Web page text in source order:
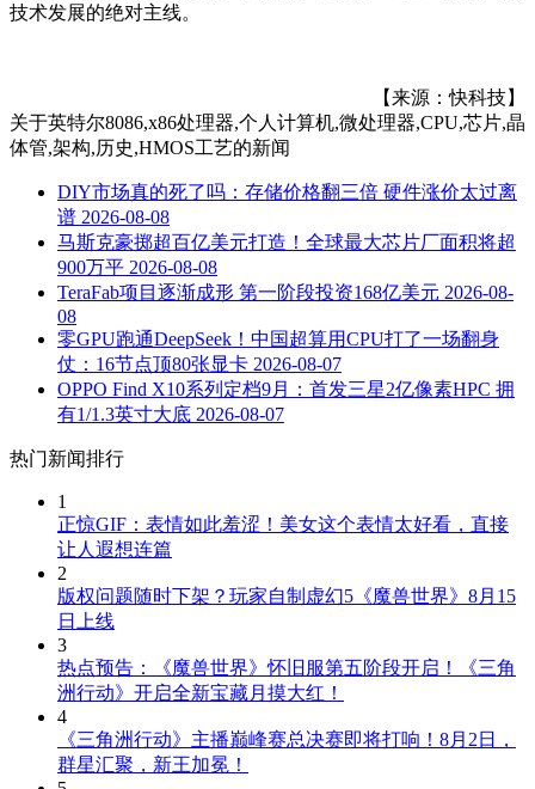
技术发展的绝对主线。
【来源：快科技】
关于英特尔8086,x86处理器,个人计算机,微处理器,CPU,芯片,晶
体管,架构,历史,HMOS工艺的新闻
DIY市场真的死了吗：存储价格翻三倍 硬件涨价太过离
谱 2026-08-08
马斯克豪掷超百亿美元打造！全球最大芯片厂面积将超
900万平 2026-08-08
TeraFab项目逐渐成形 第一阶段投资168亿美元 2026-08-
08
零GPU跑通DeepSeek！中国超算用CPU打了一场翻身
仗：16节点顶80张显卡 2026-08-07
OPPO Find X10系列定档9月：首发三星2亿像素HPC 拥
有1/1.3英寸大底 2026-08-07
热门新闻排行
1
正惊GIF：表情如此羞涩！美女这个表情太好看，直接
让人遐想连篇
2
版权问题随时下架？玩家自制虚幻5《魔兽世界》8月15
日上线
3
热点预告：《魔兽世界》怀旧服第五阶段开启！《三角
洲行动》开启全新宝藏月摸大红！
4
《三角洲行动》主播巅峰赛总决赛即将打响！8月2日，
群星汇聚，新王加冕！